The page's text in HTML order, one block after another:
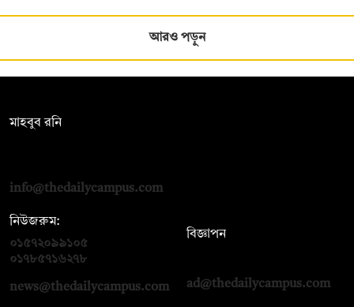
আরও পড়ুন
মাহবুব রনি
info@thedailycampus.com
নিউজরুম:
০১৫৭২০৯৯১০৫
০১৭৮৫৭১৬২৭৮
news@thedailycampus.com
বিজ্ঞাপন
ad@thedailycampus.com